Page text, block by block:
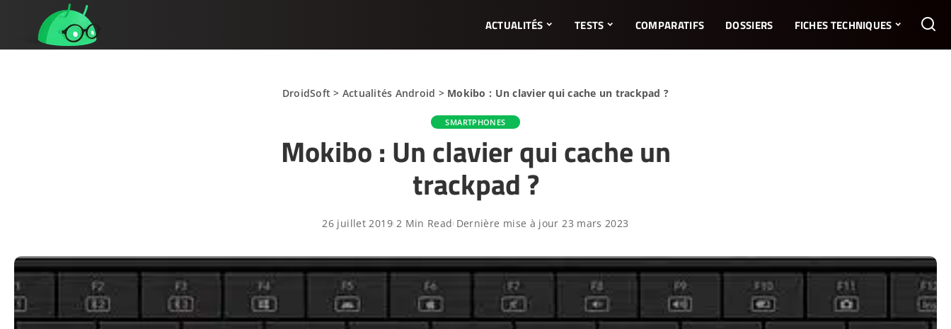
ACTUALITÉS TESTS COMPARATIFS DOSSIERS FICHES TECHNIQUES
DroidSoft > Actualités Android > Mokibo : Un clavier qui cache un trackpad ?
SMARTPHONES
Mokibo : Un clavier qui cache un
trackpad ?
26 juillet 2019 2 Min Read Dernière mise à jour 23 mars 2023